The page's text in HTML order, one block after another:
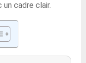
un cadre clair.